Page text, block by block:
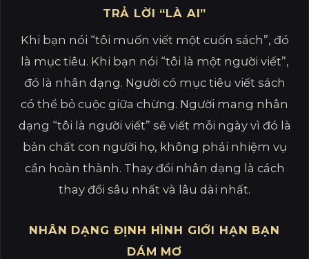
TRẢ LỜI “LÀ AI”
Khi bạn nói “tôi muốn viết một cuốn sách”, đó
là mục tiêu. Khi bạn nói “tôi là một người viết”,
đó là nhân dạng. Người có mục tiêu viết sách
có thể bỏ cuộc giữa chừng. Người mang nhân
dạng “tôi là người viết” sẽ viết mỗi ngày vì đó là
bản chất con người họ, không phải nhiệm vụ
cần hoàn thành. Thay đổi nhân dạng là cách
thay đổi sâu nhất và lâu dài nhất.
NHÂN DẠNG ĐỊNH HÌNH GIỚI HẠN BẠN
DÁM MƠ